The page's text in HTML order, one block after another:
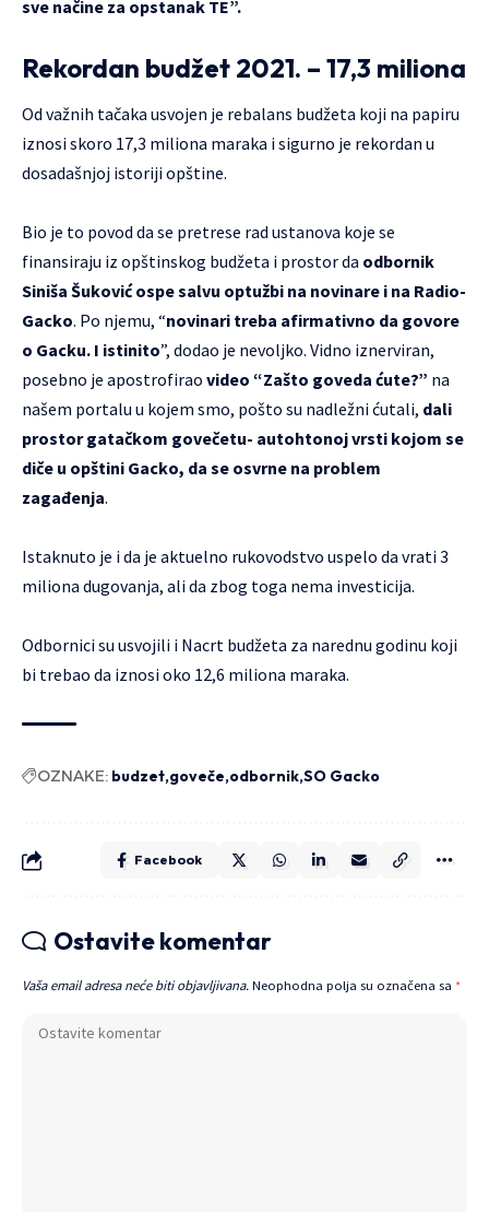
sve načine za opstanak TE”.
Rekordan budžet 2021. – 17,3 miliona
Od važnih tačaka usvojen je rebalans budžeta koji na papiru
iznosi skoro 17,3 miliona maraka i sigurno je rekordan u
dosadašnjoj istoriji opštine.
Bio je to povod da se pretrese rad ustanova koje se
finansiraju iz opštinskog budžeta i prostor da odbornik
Siniša Šuković ospe salvu optužbi na novinare i na Radio-
Gacko. Po njemu, “novinari treba afirmativno da govore
o Gacku. I istinito”, dodao je nevoljko. Vidno iznerviran,
posebno je apostrofirao video “Zašto goveda ćute?” na
našem portalu u kojem smo, pošto su nadležni ćutali, dali
prostor gatačkom govečetu- autohtonoj vrsti kojom se
diče u opštini Gacko, da se osvrne na problem
zagađenja.
Istaknuto je i da je aktuelno rukovodstvo uspelo da vrati 3
miliona dugovanja, ali da zbog toga nema investicija.
Odbornici su usvojili i Nacrt budžeta za narednu godinu koji
bi trebao da iznosi oko 12,6 miliona maraka.
OZNAKE: budzet goveče odbornik SO Gacko
Facebook
Ostavite komentar
Vaša email adresa neće biti objavljivana. Neophodna polja su označena sa *